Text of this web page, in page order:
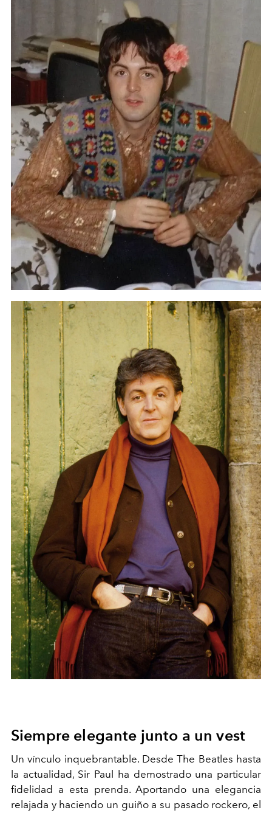
Siempre elegante junto a unvest
Un vínculo inquebrantable. Desde The Beatles hasta
la actualidad, Sir Paul ha demostrado una particular
fidelidad a esta prenda. Aportando una elegancia
relajada y haciendo un guiño a su pasado rockero, el